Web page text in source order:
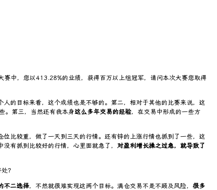
中，您以413.28%的业绩，获得百万以上组冠军，请问本次大赛您取得
的目标来看，这个成绩也是不够的。第二，相对于其他的比赛来说，这
。第三，当然还有我本身这么多年交易的经验，在交易中形成的一些方
比较重，做了一天到三天的行情。还有锌的上涨行情也抓到了一些，这
有抓到比较好的行情，心里面就急了， 对盈利增长操之过急，就导致了
？
不二选择，不然就很难实现这两个目标。满仓交易不是不顾及风险， 很多